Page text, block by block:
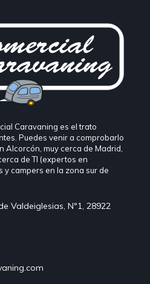
Caravaning es el trato
Puedes venir a comprobarlo
Alcorcón, muy cerca de Madrid,
de TI (expertos en
campers en la zona sur de
Valdeiglesias, Nº1, 28922